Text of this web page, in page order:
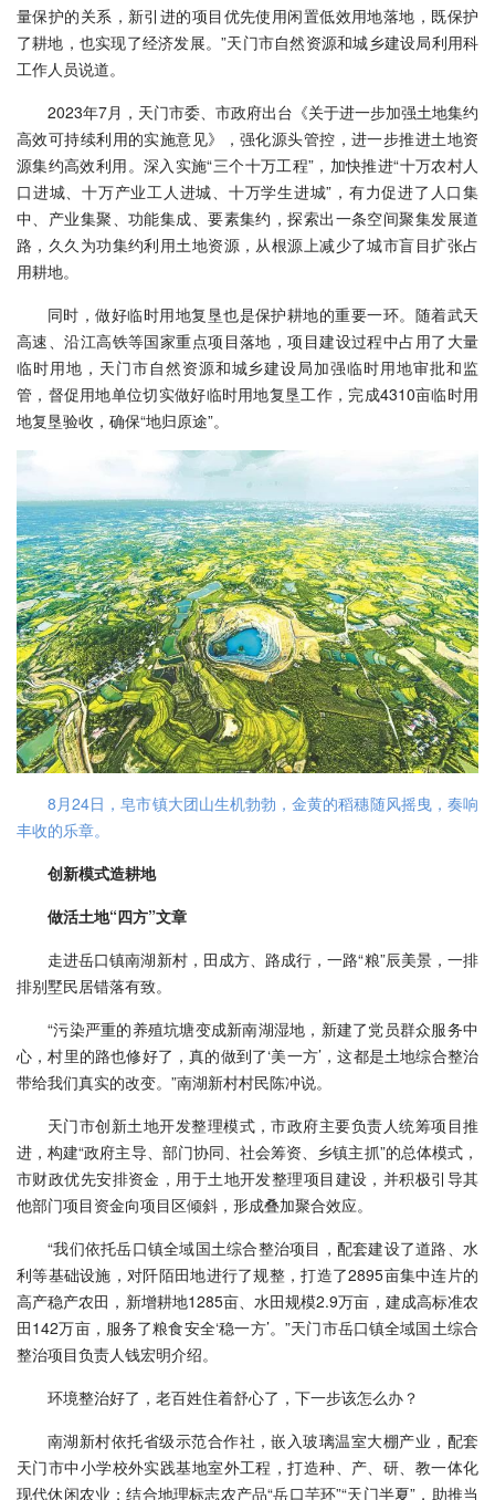
量保护的关系，新引进的项目优先使用闲置低效用地落地，既保护
了耕地，也实现了经济发展。”天门市自然资源和城乡建设局利用科
工作人员说道。
2023年7月，天门市委、市政府出台《关于进一步加强土地集约
高效可持续利用的实施意见》，强化源头管控，进一步推进土地资
源集约高效利用。深入实施“三个十万工程”，加快推进“十万农村人
口进城、十万产业工人进城、十万学生进城”，有力促进了人口集
中、产业集聚、功能集成、要素集约，探索出一条空间聚集发展道
路，久久为功集约利用土地资源，从根源上减少了城市盲目扩张占
用耕地。
同时，做好临时用地复垦也是保护耕地的重要一环。随着武天
高速、沿江高铁等国家重点项目落地，项目建设过程中占用了大量
临时用地，天门市自然资源和城乡建设局加强临时用地审批和监
管，督促用地单位切实做好临时用地复垦工作，完成4310亩临时用
地复垦验收，确保“地归原途”。
8月24日，皂市镇大团山生机勃勃，金黄的稻穗随风摇曳，奏响
丰收的乐章。
创新模式造耕地
做活土地“四方”文章
走进岳口镇南湖新村，田成方、路成行，一路“粮”辰美景，一排
排别墅民居错落有致。
“污染严重的养殖坑塘变成新南湖湿地，新建了党员群众服务中
心，村里的路也修好了，真的做到了‘美一方’，这都是土地综合整治
带给我们真实的改变。”南湖新村村民陈冲说。
天门市创新土地开发整理模式，市政府主要负责人统筹项目推
进，构建“政府主导、部门协同、社会筹资、乡镇主抓”的总体模式，
市财政优先安排资金，用于土地开发整理项目建设，并积极引导其
他部门项目资金向项目区倾斜，形成叠加聚合效应。
“我们依托岳口镇全域国土综合整治项目，配套建设了道路、水
利等基础设施，对阡陌田地进行了规整，打造了2895亩集中连片的
高产稳产农田，新增耕地1285亩、水田规模2.9万亩，建成高标准农
田142万亩，服务了粮食安全‘稳一方’。”天门市岳口镇全域国土综合
整治项目负责人钱宏明介绍。
环境整治好了，老百姓住着舒心了，下一步该怎么办？
南湖新村依托省级示范合作社，嵌入玻璃温室大棚产业，配套
天门市中小学校外实践基地室外工程，打造种、产、研、教一体化
现代休闲农业；结合地理标志农产品“岳口芋环”“天门半夏”，助推当